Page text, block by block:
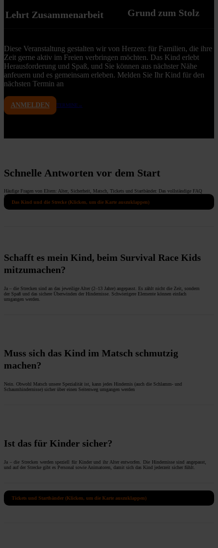
Lehrt Zusammenarbeit Grund zum Stolz
Diese Veranstaltung gestalten wir von Herzen: für Familien, die ihre
Zeit gerne aktiv im Freien verbringen möchten. Das Kind erlebt
Herausforderung und Spaß, und Sie können aus nächster Nähe
anfeuern und es gemeinsam erleben. Melden Sie Ihr Kind für den
nächsten Termin an
ANMELDEN TERMINE→
Schnelle Antworten vor dem Start
Häufige Fragen von Eltern: Alter, Sicherheit, Matsch, Tickets und Startbänder. Das vollständige FAQ
findest du hier:
Das Kind und die Strecke (Klicken, um die Karte auszuklappen)
Schafft es mein Kind, beim Survival Race Kids
mitzumachen?
Ja – die Strecken sind an das jeweilige Alter (2–13 Jahre) angepasst. Es zählt nicht die Zeit, sondern
der Spaß und das sichere Überwinden der Hindernisse. Schwierigere Elemente können einfach
umgangen werden.
Muss sich das Kind im Matsch schmutzig
machen?
Nein. Obwohl Matsch unsere Spezialität ist, kann jedes Hindernis (auch die Schlamm- und
Schaumhindernisse) sicher über einen Seitenweg umgangen werden
Ist das für Kinder sicher?
Ja – die Strecken werden speziell für Kinder und ihr Alter entworfen. Die Hindernisse sind angepasst,
und auf der Strecke gibt es Personal sowie Animatoren, damit sich das Kind jederzeit sicher fühlt.
Tickets und Startbänder (Klicken, um die Karte auszuklappen)